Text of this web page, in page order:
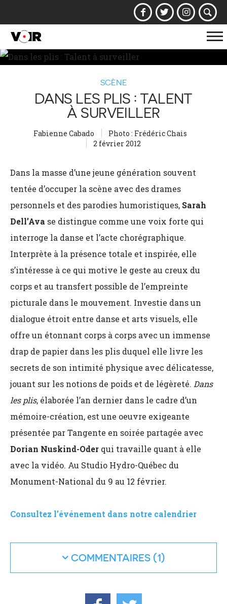
la
SCÈNE
DANS LES PLIS : TALENT
À SURVEILLER
Fabienne Cabado
Photo : Frédéric Chais
2 février 2012
Dans la masse d’une jeune génération souvent
tentée d’occuper la scène avec des drames
personnels et des parodies humoristiques, Sarah
Dell’Ava se distingue comme une voix forte qui
interroge la danse et l’acte chorégraphique.
Interprète à la présence totale et inspirée, elle
s’intéresse à ce qui motive le geste au creux du
corps et au transfert possible de l’empreinte
picturale dans le mouvement. Investie dans un
dialogue étroit entre danse et arts visuels, elle
offre un étonnant corps à corps avec un immense
drap de papier dans les plis duquel elle livre les
secrets de son intimité physique avec délicatesse,
jouant sur les notions de poids et de légèreté. Dans
les plis, élaborée l’an dernier dans le cadre d’un
mémoire-création, est une oeuvre exigeante
présentée par Tangente en soirée partagée avec
Dorian Nuskind-Oder qui travaille quant à elle
avec la vidéo. Au Studio Hydro-Québec du
Monument-National du 9 au 12 février.
Consultez l’événement dans notre calendrier
COMMENTAIRES